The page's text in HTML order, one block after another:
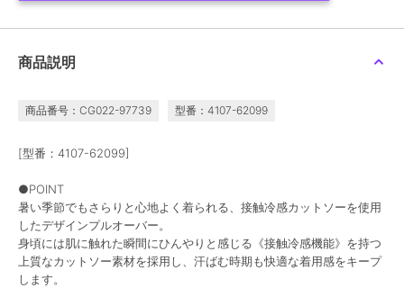
商品説明
商品番号：CG022-97739 型番：4107-62099
[型番：4107-62099]
●POINT
暑い季節でもさらりと心地よく着られる、接触冷感カットソーを使用
したデザインプルオーバー。
身頃には肌に触れた瞬間にひんやりと感じる《接触冷感機能》を持つ
上質なカットソー素材を採用し、汗ばむ時期も快適な着用感をキープ
します。